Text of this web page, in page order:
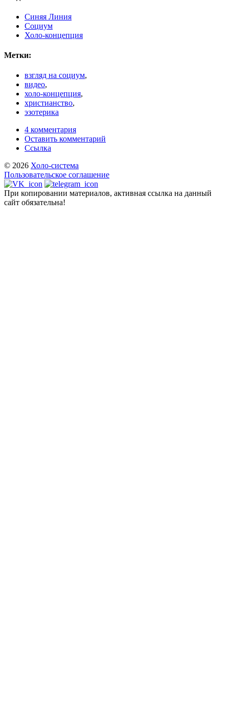
Синяя Линия
Социум
Холо-концепция
Метки:
взгляд на социум,
видео,
холо-концепция,
христианство,
эзотерика
4 комментария
Оставить комментарий
Ссылка
© 2026 Холо-система
Пользовательское соглашение
При копировании материалов, активная ссылка на данный
сайт обязательна!